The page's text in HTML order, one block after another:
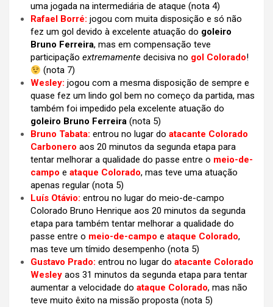
uma jogada na intermediária de ataque (nota 4)
Rafael Borré: jogou com muita disposição e só não
fez um gol devido à excelente atuação do goleiro
Bruno Ferreira, mas em compensação teve
participação extremamente decisiva no gol Colorado!
(nota 7)
Wesley: jogou com a mesma disposição de sempre e
quase fez um lindo gol bem no começo da partida, mas
também foi impedido pela excelente atuação do
goleiro Bruno Ferreira (nota 5)
Bruno Tabata: entrou no lugar do atacante Colorado
Carbonero aos 20 minutos da segunda etapa para
tentar melhorar a qualidade do passe entre o meio-de-
campo e ataque Colorado, mas teve uma atuação
apenas regular (nota 5)
Luís Otávio: entrou no lugar do meio-de-campo
Colorado Bruno Henrique aos 20 minutos da segunda
etapa para também tentar melhorar a qualidade do
passe entre o meio-de-campo e ataque Colorado,
mas teve um tímido desempenho (nota 5)
Gustavo Prado: entrou no lugar do atacante Colorado
Wesley aos 31 minutos da segunda etapa para tentar
aumentar a velocidade do ataque Colorado, mas não
teve muito êxito na missão proposta (nota 5)